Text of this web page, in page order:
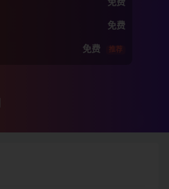
免费
免费
免费 推荐